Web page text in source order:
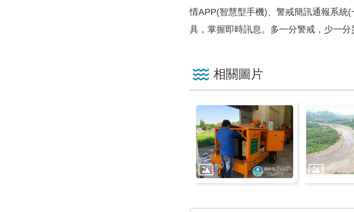
情APP(智慧型手機)、警戒簡訊通報系統
具，掌握即時訊息。多一分警戒，少一分
相關圖片